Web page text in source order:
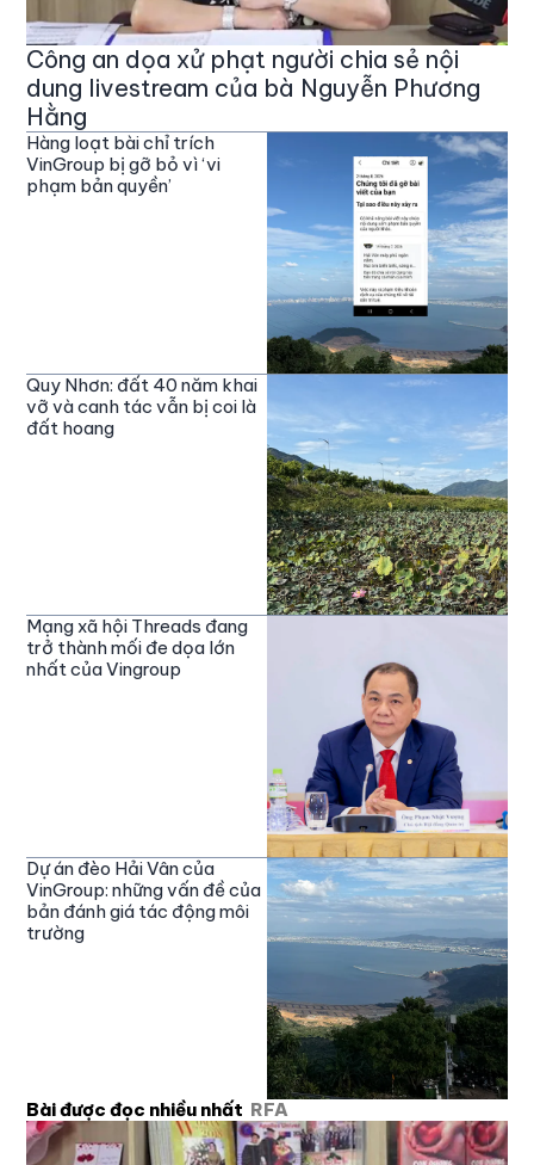
Công an dọa xử phạt người chia sẻ nội
dung livestream của bà Nguyễn Phương
Hằng
Hàng loạt bài chỉ trích
VinGroup bị gỡ bỏ vì ‘vi
phạm bản quyền’
Quy Nhơn: đất 40 năm khai
vỡ và canh tác vẫn bị coi là
đất hoang
Mạng xã hội Threads đang
trở thành mối đe dọa lớn
nhất của Vingroup
Dự án đèo Hải Vân của
VinGroup: những vấn đề của
bản đánh giá tác động môi
trường
Bài được đọc nhiều nhất RFA